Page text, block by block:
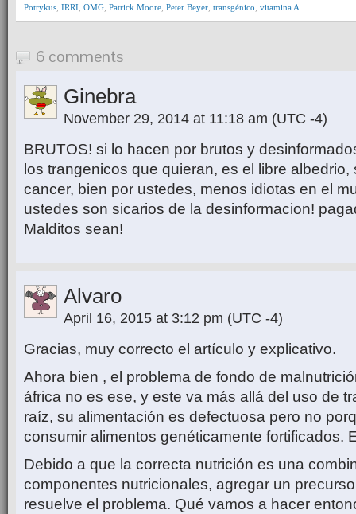
Potrykus IRRI OMG Patrick Moore Peter Beyer transgénico vitamina A
6 comments
Ginebra
November 29, 2014 at 11:18 am (UTC -4)
BRUTOS! si lo hacen por brutos y
los trangenicos que quieran, es el libre albedrio,
cancer, bien por ustedes, menos idiotas en el
ustedes son sicarios de la desinformacion!
Malditos sean!
Alvaro
April 16, 2015 at 3:12 pm (UTC -4)
Gracias, muy correcto el artículo y explicativo.
Ahora bien , el problema de fondo de
áfrica no es ese, y este va más allá del uso de
raíz, su alimentación es defectuosa pero no
consumir alimentos genéticamente fortificados.
Debido a que la correcta nutrición es una
componentes nutricionales, agregar un
resuelve el problema. Qué vamos a hacer